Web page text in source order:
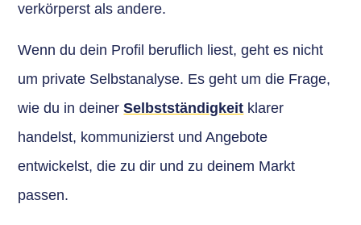
verkörperst als andere.
Wenn du dein Profil beruflich liest, geht es nicht
um private Selbstanalyse. Es geht um die Frage,
wie du in deinerSelbstständigkeit klarer
handelst, kommunizierst und Angebote
entwickelst, die zu dir und zu deinem Markt
passen.